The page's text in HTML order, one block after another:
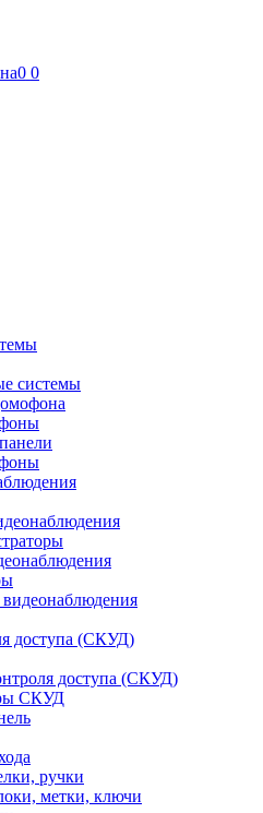
0 0
системы
доступа (СКУД)
доступа (СКУД)
СКУД
ручки
метки, ключи